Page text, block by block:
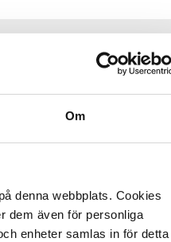
Om
denna webbplats. Cookies
dem även för personliga
enheter samlas in för detta